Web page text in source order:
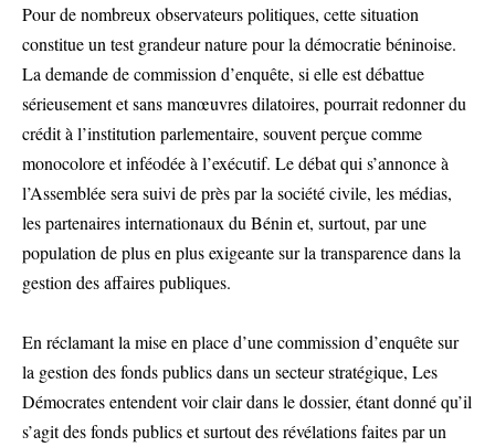
Pour de nombreux observateurs politiques, cette situation
constitue un test grandeur nature pour la démocratie béninoise.
La demande de commission d’enquête, si elle est débattue
sérieusement et sans manœuvres dilatoires, pourrait redonner du
crédit à l’institution parlementaire, souvent perçue comme
monocolore et inféodée à l’exécutif. Le débat qui s’annonce à
l’Assemblée sera suivi de près par la société civile, les médias,
les partenaires internationaux du Bénin et, surtout, par une
population de plus en plus exigeante sur la transparence dans la
gestion des affaires publiques.
En réclamant la mise en place d’une commission d’enquête sur
la gestion des fonds publics dans un secteur stratégique, Les
Démocrates entendent voir clair dans le dossier, étant donné qu’il
s’agit des fonds publics et surtout des révélations faites par un